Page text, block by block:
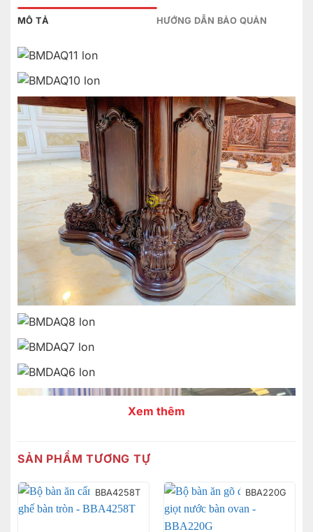
MÔ TẢ HƯỚNG DẪN BẢO QUẢN
Xem thêm
SẢN PHẨM TƯƠNG TỰ
BBA4258T BBA220G